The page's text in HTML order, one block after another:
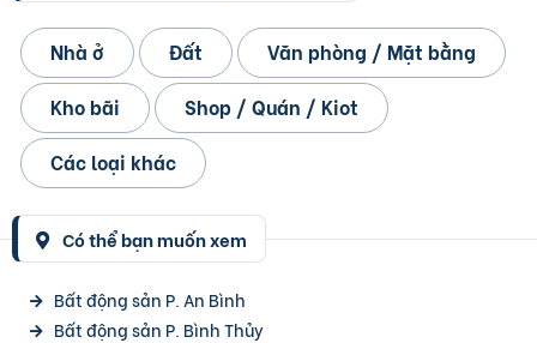
Nhà ở Đất
Văn phòng / Mặt bằng
Kho bãi
Shop / Quán / Kiot
Các loại khác
Có thể bạn muốn xem
Bất động sản P. An Bình
Bất động sản P. Bình Thủy